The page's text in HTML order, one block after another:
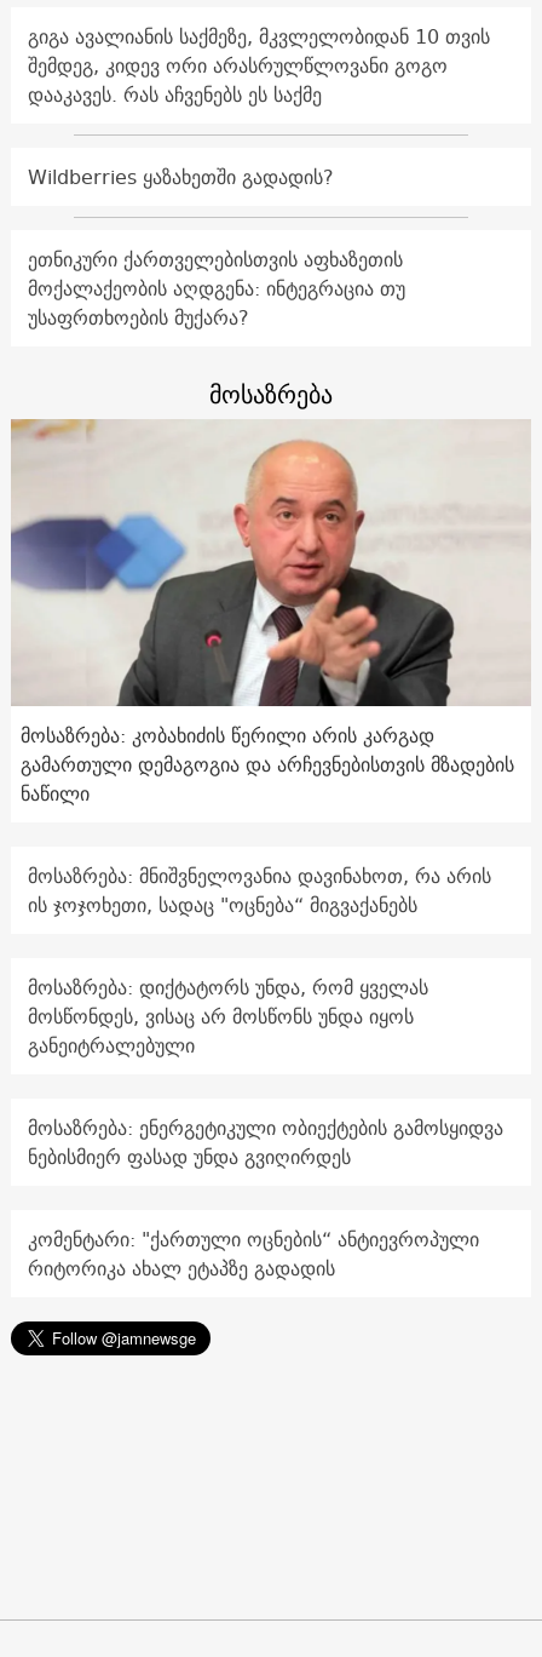
გიგა ავალიანის საქმეზე, მკვლელობიდან 10 თვის
შემდეგ, კიდევ ორი არასრულწლოვანი გოგო
დააკავეს. რას აჩვენებს ეს საქმე
Wildberries ყაზახეთში გადადის?
ეთნიკური ქართველებისთვის აფხაზეთის
მოქალაქეობის აღდგენა: ინტეგრაცია თუ
უსაფრთხოების მუქარა?
მოსაზრება
მოსაზრება: კობახიძის წერილი არის კარგად
გამართული დემაგოგია და არჩევნებისთვის მზადების
ნაწილი
მოსაზრება: მნიშვნელოვანია დავინახოთ, რა არის
ის ჯოჯოხეთი, სადაც "ოცნება“ მიგვაქანებს
მოსაზრება: დიქტატორს უნდა, რომ ყველას
მოსწონდეს, ვისაც არ მოსწონს უნდა იყოს
განეიტრალებული
მოსაზრება: ენერგეტიკული ობიექტების გამოსყიდვა
ნებისმიერ ფასად უნდა გვიღირდეს
კომენტარი: "ქართული ოცნების“ ანტიევროპული
რიტორიკა ახალ ეტაპზე გადადის